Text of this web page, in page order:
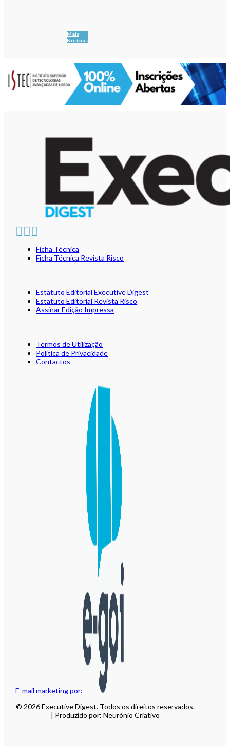
Mais
Notícias
E-mail marketing por:
Ficha Técnica
Ficha Técnica Revista Risco
Estatuto Editorial Executive Digest
Estatuto Editorial Revista Risco
Assinar Edição Impressa
Termos de Utilização
Política de Privacidade
Contactos
© 2026 Executive Digest. Todos os direitos reservados.
| Produzido por: Neurónio Criativo